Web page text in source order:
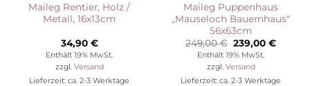
Maileg Rentier, Holz /
Metall, 16x13cm
34,90 €
Enthält 19% MwSt.
zzgl. Versand
Lieferzeit: ca. 2-3 Werktage
Maileg Puppenhaus
„Mauseloch Bauernhaus“
56x63cm
249,00€ Ursprünglicher
Preis
war:
249,00 €
239,00€
Enthält 19% MwSt.
zzgl. Versand
Lieferzeit: ca. 2-3 Werktage